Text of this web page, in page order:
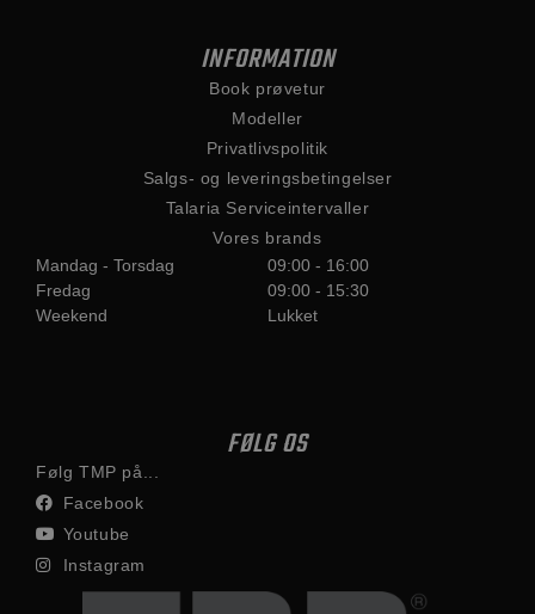
INFORMATION
Book prøvetur
Modeller
Privatlivspolitik
Salgs- og leveringsbetingelser
Talaria Serviceintervaller
Vores brands
Mandag - Torsdag
09:00 - 16:00
Fredag
09:00 - 15:30
Weekend
Lukket
FØLG OS
Følg TMP på...
Facebook
Youtube
Instagram